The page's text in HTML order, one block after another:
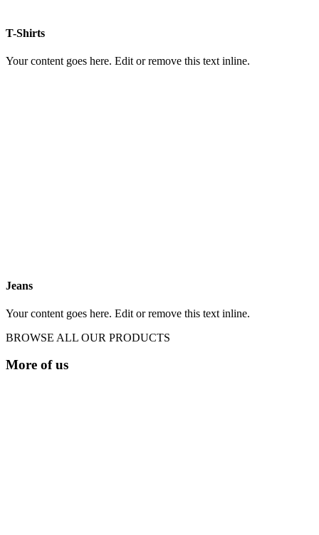
T-Shirts
Your content goes here. Edit or remove this text inline.
Jeans
Your content goes here. Edit or remove this text inline.
BROWSE ALL OUR PRODUCTS
More of us